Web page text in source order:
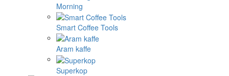
Morning
Smart Coffee Tools
Aram kaffe
Superkop